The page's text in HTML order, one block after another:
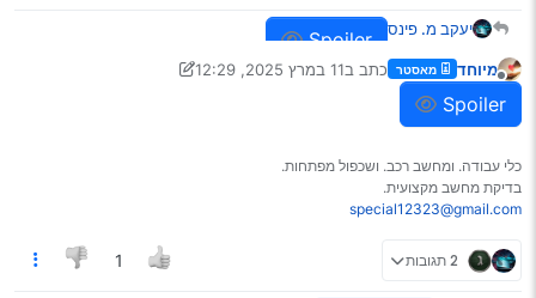
יעקב מ. פינס Spoiler
מנותק
מיוחד מאסטר כתב ב11 במרץ 2025, 12:29
נערך לאחרונה על ידי מיוחד3 בנוב׳ 2025, 22:41
Spoiler
כלי עבודה. ומחשב רכב. ושכפול מפתחות.
בדיקת מחשב מקצועית.
special12323@gmail.com
2 תגובות 1